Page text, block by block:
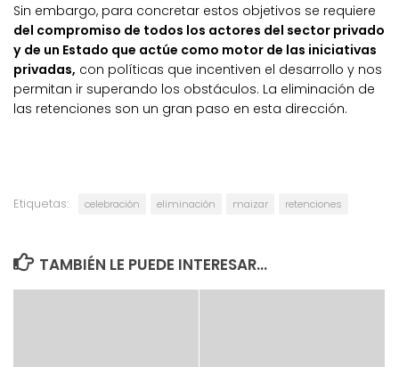
Sin embargo, para concretar estos objetivos se requiere
del compromiso de todos los actores del sector privado
y de un Estado que actúe como motor de las iniciativas
privadas, con políticas que incentiven el desarrollo y nos
permitan ir superando los obstáculos. La eliminación de
las retenciones son un gran paso en esta dirección.
Etiquetas: celebración eliminación maizar retenciones
TAMBIÉN LE PUEDE INTERESAR...